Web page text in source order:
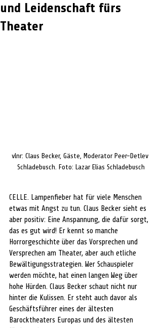
und Leidenschaft fürs
Theater
vlnr: Claus Becker, Gäste, Moderator Peer-Detlev
Schladebusch. Foto: Lazar Elias Schladebusch
CELLE. Lampenfieber hat für viele Menschen
etwas mit Angst zu tun. Claus Becker sieht es
aber positiv: Eine Anspannung, die dafür sorgt,
das es gut wird! Er kennt so manche
Horrorgeschichte über das Vorsprechen und
Versprechen am Theater, aber auch etliche
Bewältigungsstrategien. Wer Schauspieler
werden möchte, hat einen langen Weg über
hohe Hürden. Claus Becker schaut nicht nur
hinter die Kulissen. Er steht auch davor als
Geschäftsführer eines der ältesten
Barocktheaters Europas und des ältesten